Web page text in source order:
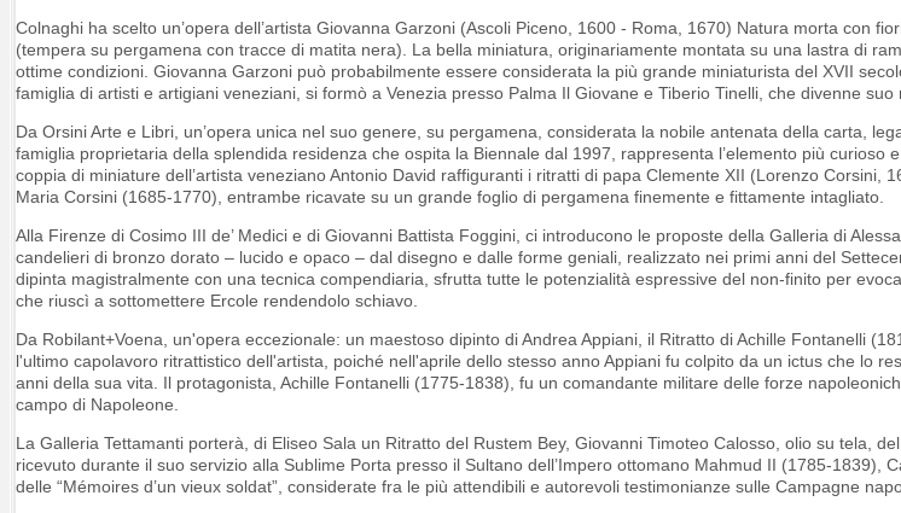
Colnaghi ha scelto un’opera dell’artista Giovanna Garzoni (Ascoli Piceno, 1600 - Roma, 1670) Natura morta con
(tempera su pergamena con tracce di matita nera). La bella miniatura, originariamente montata su una lastra di
ottime condizioni. Giovanna Garzoni può probabilmente essere considerata la più grande miniaturista del XVII
famiglia di artisti e artigiani veneziani, si formò a Venezia presso Palma Il Giovane e Tiberio Tinelli, che divenne suo
Da Orsini Arte e Libri, un’opera unica nel suo genere, su pergamena, considerata la nobile antenata della carta,
famiglia proprietaria della splendida residenza che ospita la Biennale dal 1997, rappresenta l’elemento più curioso
coppia di miniature dell’artista veneziano Antonio David raffiguranti i ritratti di papa Clemente XII (Lorenzo Corsini,
Maria Corsini (1685-1770), entrambe ricavate su un grande foglio di pergamena finemente e fittamente intagliato.
Alla Firenze di Cosimo III de’ Medici e di Giovanni Battista Foggini, ci introducono le proposte della Galleria di
candelieri di bronzo dorato – lucido e opaco – dal disegno e dalle forme geniali, realizzato nei primi anni del
dipinta magistralmente con una tecnica compendiaria, sfrutta tutte le potenzialità espressive del non-finito per
che riuscì a sottomettere Ercole rendendolo schiavo.
Da Robilant+Voena, un'opera eccezionale: un maestoso dipinto di Andrea Appiani, il Ritratto di Achille Fontanelli
l'ultimo capolavoro ritrattistico dell'artista, poiché nell'aprile dello stesso anno Appiani fu colpito da un ictus che lo
anni della sua vita. Il protagonista, Achille Fontanelli (1775-1838), fu un comandante militare delle forze
campo di Napoleone.
La Galleria Tettamanti porterà, di Eliseo Sala un Ritratto del Rustem Bey, Giovanni Timoteo Calosso, olio su tela,
ricevuto durante il suo servizio alla Sublime Porta presso il Sultano dell’Impero ottomano Mahmud II (1785-1839),
delle “Mémoires d’un vieux soldat”, considerate fra le più attendibili e autorevoli testimonianze sulle Campagne